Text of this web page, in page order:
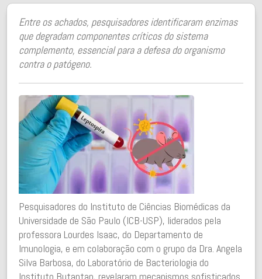
Entre os achados, pesquisadores identificaram enzimas
que degradam componentes críticos do sistema
complemento, essencial para a defesa do organismo
contra o patógeno.
Pesquisadores do Instituto de Ciências Biomédicas da
Universidade de São Paulo (ICB-USP), liderados pela
professora Lourdes Isaac, do Departamento de
Imunologia, e em colaboração com o grupo da Dra. Angela
Silva Barbosa, do Laboratório de Bacteriologia do